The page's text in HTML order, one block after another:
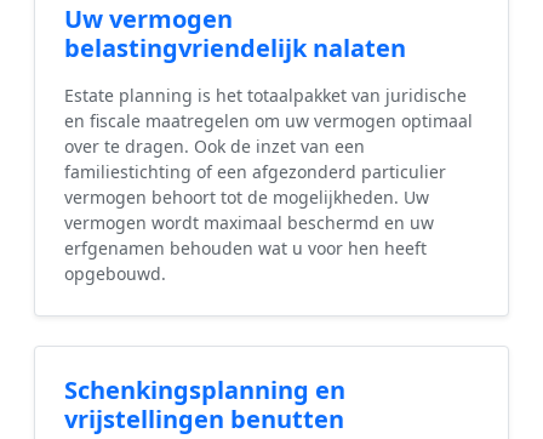
Uw vermogen
belastingvriendelijk nalaten
Estate planning is het totaalpakket van juridische
en fiscale maatregelen om uw vermogen optimaal
over te dragen. Ook de inzet van een
familiestichting of een afgezonderd particulier
vermogen behoort tot de mogelijkheden. Uw
vermogen wordt maximaal beschermd en uw
erfgenamen behouden wat u voor hen heeft
opgebouwd.
Schenkingsplanning en
vrijstellingen benutten